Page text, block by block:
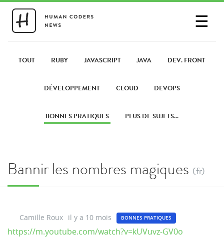
☰
PARTAGER UN LIEN
TOUT RUBY JAVASCRIPT JAVA DEV. FRONT
DÉVELOPPEMENT CLOUD DEVOPS
BONNES PRATIQUES PLUS DE SUJETS...
Bannir les nombres magiques (fr)
Camille Roux il y a 10 mois BONNES PRATIQUES
https://m.youtube.com/watch?v=kUVuvz-GV0o